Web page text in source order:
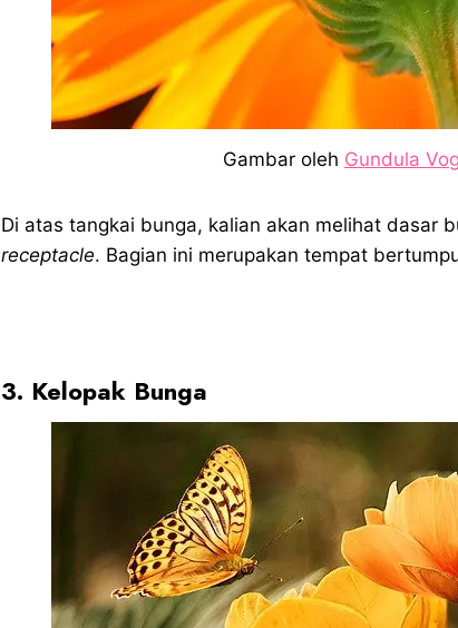
Gambar oleh Gundula
Di atas tangkai bunga, kalian akan melihat dasar
receptacle. Bagian ini merupakan tempat
3. Kelopak Bunga